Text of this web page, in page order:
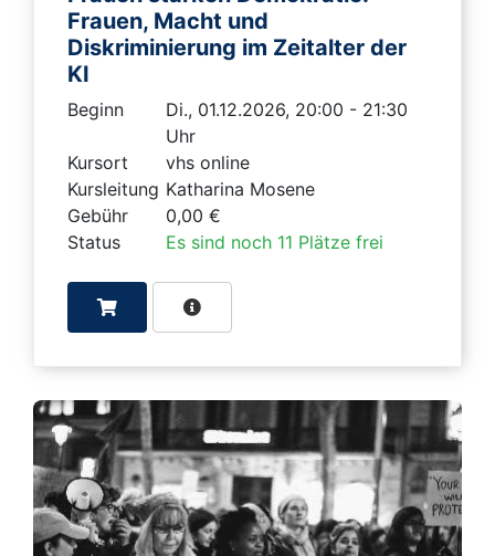
Frauen, Macht und
Diskriminierung im Zeitalter der
KI
Beginn
Di., 01.12.2026, 20:00 - 21:30
Uhr
Kursort
vhs online
Kursleitung Katharina Mosene
Gebühr
0,00 €
Status
Es sind noch 11 Plätze frei